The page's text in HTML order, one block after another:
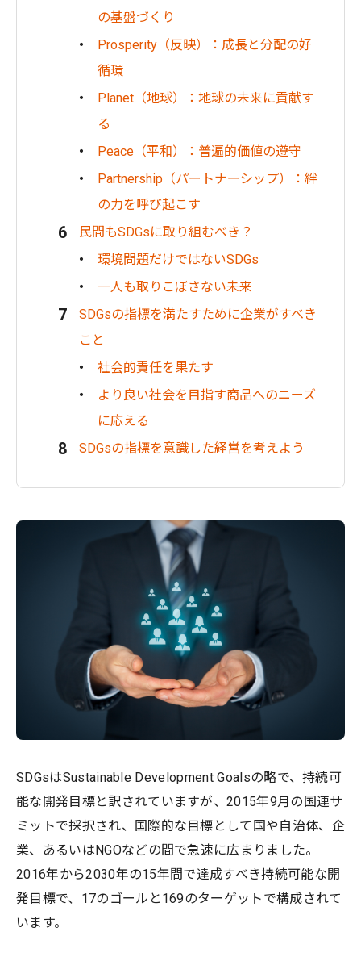
の基盤づくり
Prosperity（反映）：成長と分配の好
循環
Planet（地球）：地球の未来に貢献す
る
Peace（平和）：普遍的価値の遵守
Partnership（パートナーシップ）：絆
の力を呼び起こす
民間もSDGsに取り組むべき？
環境問題だけではないSDGs
一人も取りこぼさない未来
SDGsの指標を満たすために企業がすべき
こと
社会的責任を果たす
より良い社会を目指す商品へのニーズ
に応える
SDGsの指標を意識した経営を考えよう
SDGsはSustainable Development Goalsの略で、持続可
能な開発目標と訳されていますが、2015年9月の国連サ
ミットで採択され、国際的な目標として国や自治体、企
業、あるいはNGOなどの間で急速に広まりました。
2016年から2030年の15年間で達成すべき持続可能な開
発目標で、17のゴールと169のターゲットで構成されて
います。